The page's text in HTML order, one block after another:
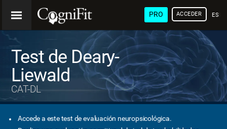
PRO ACCEDER
Test de Deary-
Liewald
CAT-DL
Accede a este test de evaluación neuropsicológica.